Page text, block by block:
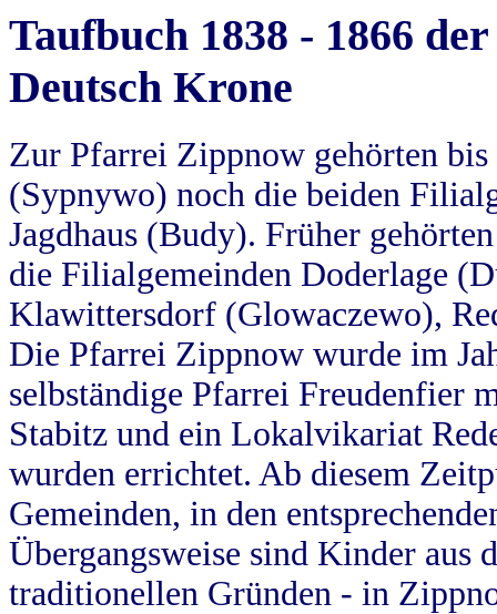
Taufbuch 1838 - 1866
Deutsch Krone
Zur Pfarrei Zippnow gehörten
(Sypnywo) noch die beiden
Jagdhaus (Budy). Früher
die Filialgemeinden Doderlage
Klawittersdorf (Glowaczewo),
Die Pfarrei Zippnow wurde im
selbständige Pfarrei Freudenfier
Stabitz und ein Lokalvikariat
wurden errichtet. Ab diesem
Gemeinden, in den
Übergangsweise sind Kinder aus
traditionellen Gründen - in